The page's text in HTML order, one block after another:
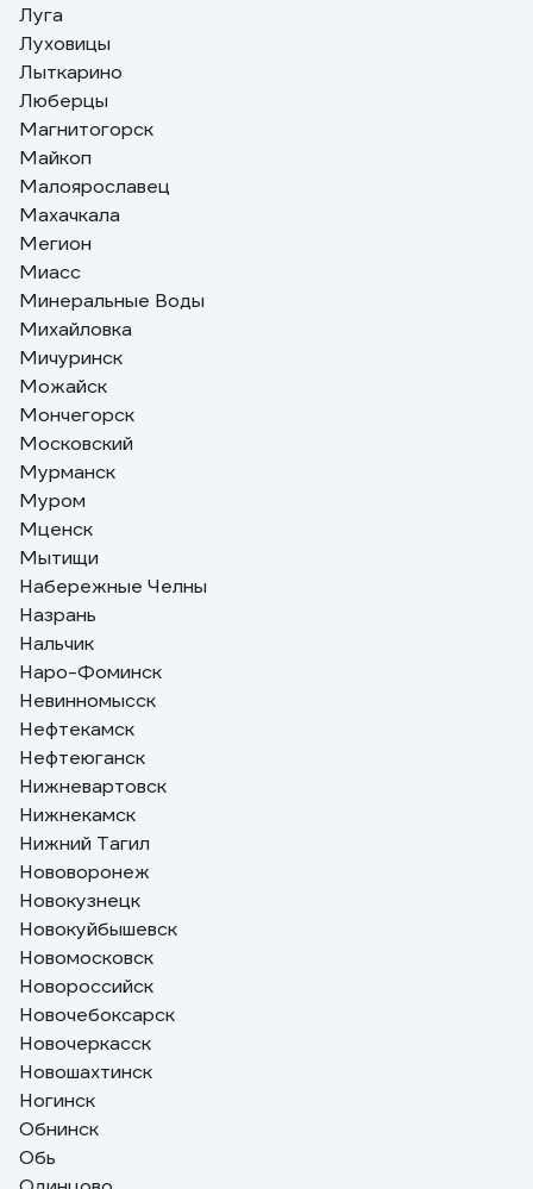
Луга
Луховицы
Лыткарино
Люберцы
Магнитогорск
Майкоп
Малоярославец
Махачкала
Мегион
Миасс
Минеральные Воды
Михайловка
Мичуринск
Можайск
Мончегорск
Московский
Мурманск
Муром
Мценск
Мытищи
Набережные Челны
Назрань
Нальчик
Наро-Фоминск
Невинномысск
Нефтекамск
Нефтеюганск
Нижневартовск
Нижнекамск
Нижний Тагил
Нововоронеж
Новокузнецк
Новокуйбышевск
Новомосковск
Новороссийск
Новочебоксарск
Новочеркасск
Новошахтинск
Ногинск
Обнинск
Обь